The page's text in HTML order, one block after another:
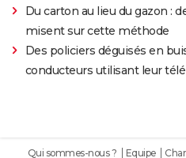
Du carton au lieu du gazon :
misent sur cette méthode
Des policiers déguisés en
conducteurs utilisant leur
Qui sommes-nous ? Equipe